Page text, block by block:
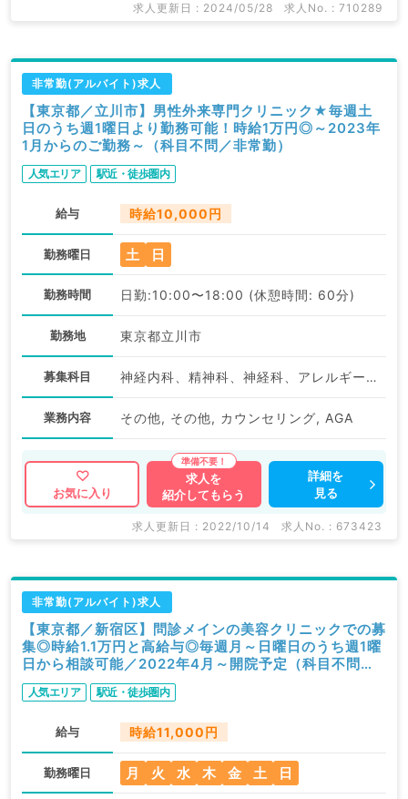
求人更新日 : 2024/05/28 求人No. : 710289
非常勤(アルバイト)求人
【東京都／立川市】男性外来専門クリニック★毎週土
日のうち週1曜日より勤務可能！時給1万円◎～2023年
1月からのご勤務～（科目不問／非常勤）
人気エリア 駅近・徒歩圏内
給与 時給10,000円
勤務曜日 土 日
勤務時間 日勤:10:00〜18:00 (休憩時間: 60分)
勤務地 東京都立川市
募集科目 神経内科、精神科、神経科、アレルギー科、リウマチ科、小児科、整形外科、形成外科、美容外科、脳神経外科、呼吸器外科、心臓血管外科、小児外科、皮膚科、泌尿器科、産婦人科、産科、婦人科、眼科、耳鼻咽喉科、気管食道科、放射線科、リハビリテーション科、麻酔科、ペインクリニック、人工透析科、緩和ケア科、一般内科、循環器内科、呼吸器内科、消化器内科、内分泌・代謝内科、腎臓内科、老年内科、血液内科、外科系全般、一般外科、消化器外科、乳腺外科、総合診療科、美容皮膚科、健診・人間ドック、救急科・ＩＣＵ、病理科、基礎医学系、膠原病科、スポーツ整形外科、大腸・肛門外科、産業医、脊髄・脊椎外科
業務内容 その他, その他, カウンセリング, AGA
お気に入り
求人を
紹介してもらう
詳細を
見る
求人更新日 : 2022/10/14 求人No. : 673423
非常勤(アルバイト)求人
【東京都／新宿区】問診メインの美容クリニックでの募
集◎時給1.1万円と高給与◎毎週月～日曜日のうち週1曜
日から相談可能／2022年4月～開院予定（科目不問／
非常勤）
人気エリア 駅近・徒歩圏内
給与 時給11,000円
勤務曜日 月 火 水 木 金 土 日